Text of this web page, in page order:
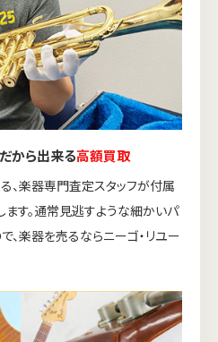
から出来る高額買取
、楽器専門査定スタッフが付属
す。通常見逃すような細かいパ
、楽器を売るならニーゴ・リユー